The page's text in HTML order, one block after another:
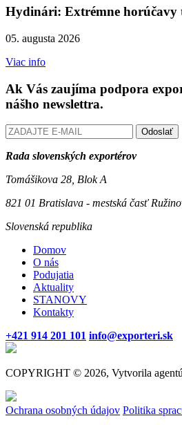
Hydinári: Extrémne horúčavy
05. augusta 2026
Viac info
Ak Vás zaujíma podpora
nášho newslettra.
Odoslať
Rada slovenských exportérov
Tomášikova 28, Blok A
821 01 Bratislava - mestská časť
Slovenská republika
Domov
O nás
Podujatia
Aktuality
STANOVY
Kontakty
+421 914 201 101 info@exporteri.sk
COPYRIGHT © 2026, Vytvorila
Ochrana osobných údajov Politika